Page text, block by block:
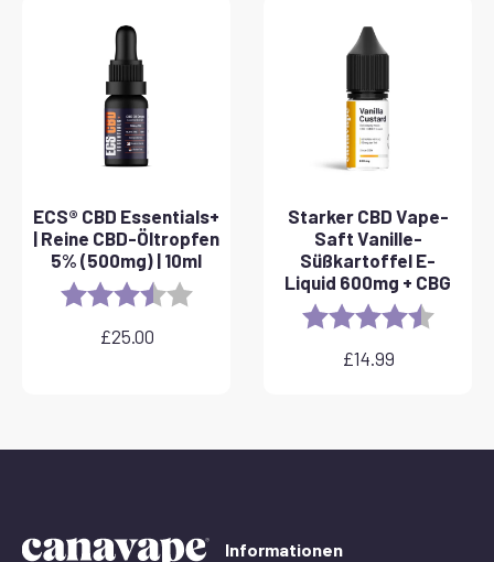
ECS® CBD Essentials+
| Reine CBD-Öltropfen
5% (500mg) | 10ml
Rating: 3.8 out of 5 stars
£25.00
Starker CBD Vape-
Saft Vanille-
Süßkartoffel E-
Liquid 600mg + CBG
Rating: 4.6 out
£14.99
Informationen